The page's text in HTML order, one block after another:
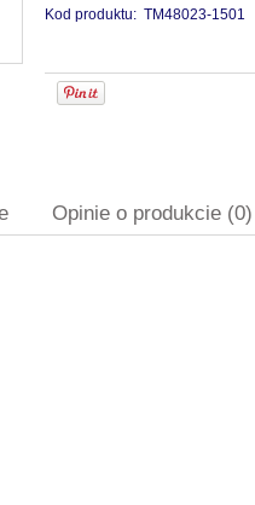
Kod produktu: TM48023-1501
Opinie o produkcie (0)